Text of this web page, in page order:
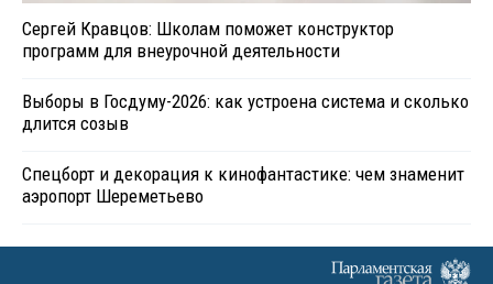
Сергей Кравцов: Школам поможет конструктор
программ для внеурочной деятельности
Выборы в Госдуму-2026: как устроена система и сколько
длится созыв
Спецборт и декорация к кинофантастике: чем знаменит
аэропорт Шереметьево